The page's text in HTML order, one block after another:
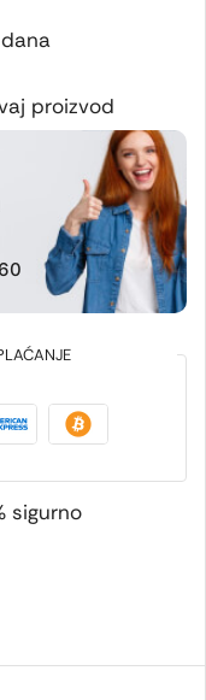
proizvod
sigurno